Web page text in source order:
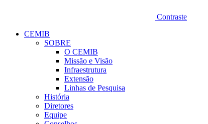
Contraste
CEMIB
SOBRE
O CEMIB
Missão e Visão
Infraestrutura
Extensão
Linhas de Pesquisa
História
Diretores
Equipe